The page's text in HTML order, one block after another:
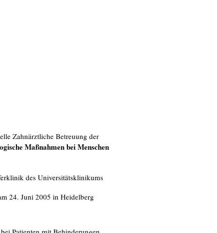
Zahnärztliche Betreuung der
Maßnahmen bei Menschen
des Universitätsklinikums
24. Juni 2005 in Heidelberg